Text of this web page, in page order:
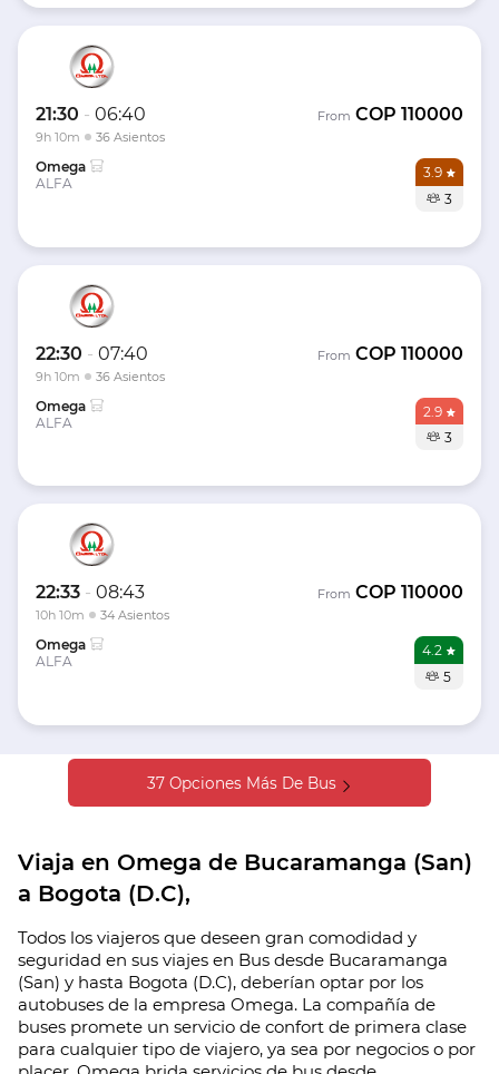
21:30 - 06:40
9h 10m 36 Asientos
From COP 110000
Omega
ALFA
3.9
3
22:30 - 07:40
9h 10m 36 Asientos
From COP 110000
Omega
ALFA
2.9
3
22:33 - 08:43
10h 10m 34 Asientos
From COP 110000
Omega
ALFA
4.2
5
37 Opciones Más De Bus
Viaja en Omega de Bucaramanga (San)
a Bogota (D.C),
Todos los viajeros que deseen gran comodidad y
seguridad en sus viajes en Bus desde Bucaramanga
(San) y hasta Bogota (D.C), deberían optar por los
autobuses de la empresa Omega. La compañía de
buses promete un servicio de confort de primera clase
para cualquier tipo de viajero, ya sea por negocios o por